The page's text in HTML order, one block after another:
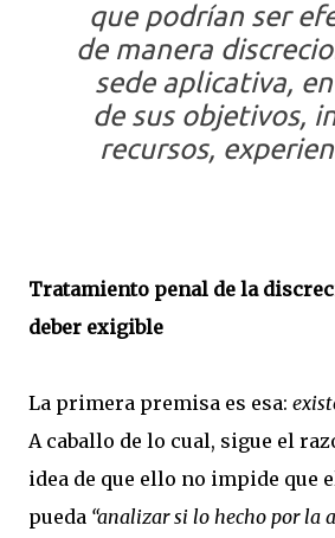
que podrían ser
de manera
sede aplicativa,
de sus objetivos,
recursos,
Tratamiento penal de la
deber exigible
La primera premisa es esa:
A caballo de lo cual, sigue el
idea de que ello no impide que
pueda “analizar si lo hecho por la